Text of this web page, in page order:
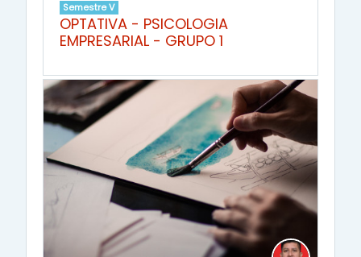
Semestre V
OPTATIVA - PSICOLOGIA
EMPRESARIAL - GRUPO 1